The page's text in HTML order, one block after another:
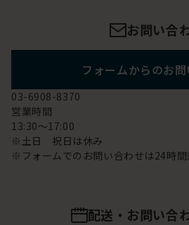
お問い合
フォームからのお
03-6908-8370
営業時間
13:30～17:00
※土日 祝日は休み
※フォームでのお問い合わせは24時間
配送・お問い合